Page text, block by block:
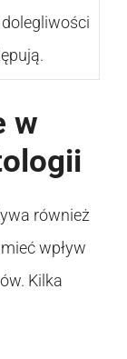
w
również
wpływ
Kilka